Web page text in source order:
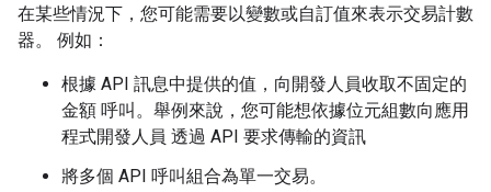
在某些情況下，您可能需要以變數或自訂值來表示交易計數
器。 例如：
根據 API 訊息中提供的值，向開發人員收取不固定的
金額 呼叫。舉例來說，您可能想依據位元組數向應用
程式開發人員 透過 API 要求傳輸的資訊
將多個 API 呼叫組合為單一交易。